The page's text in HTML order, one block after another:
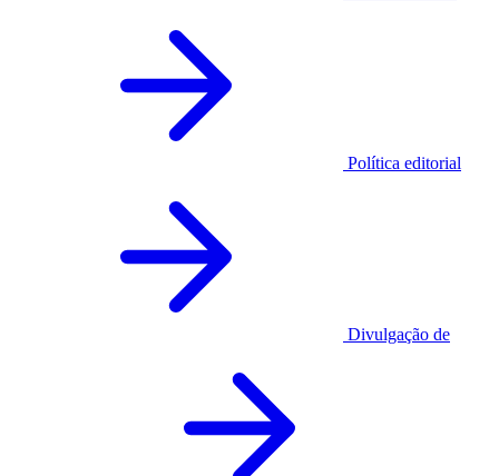
Política editorial
Divulgação de